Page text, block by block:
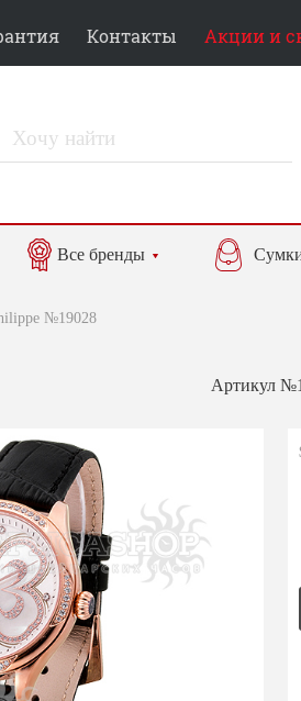
Контакты Акции и
Все бренды
№19028
Артикул